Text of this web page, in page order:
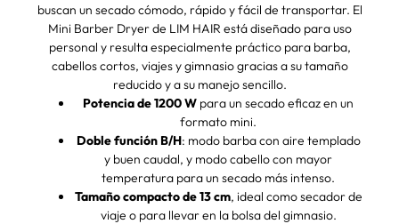
buscan un secado cómodo, rápido y fácil de transportar. El
Mini Barber Dryer de LIM HAIR está diseñado para uso
personal y resulta especialmente práctico para barba,
cabellos cortos, viajes y gimnasio gracias a su tamaño
reducido y a su manejo sencillo.
Potencia de 1200 W para un secado eficaz en un
formato mini.
Doble función B/H: modo barba con aire templado
y buen caudal, y modo cabello con mayor
temperatura para un secado más intenso.
Tamaño compacto de 13 cm, ideal como secador de
viaje o para llevar en la bolsa del gimnasio.